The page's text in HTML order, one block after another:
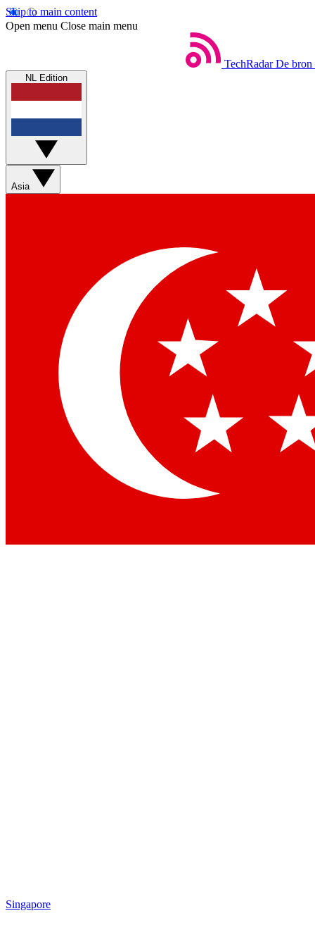
Skip to main content
Open menu Close main menu
TechRadar De bron
NL Edition
Asia
Singapore